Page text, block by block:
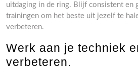
uitdaging in de ring. Blijf consistent en
trainingen om het beste uit jezelf te
verbeteren.
Werk aan je techniek
verbeteren.